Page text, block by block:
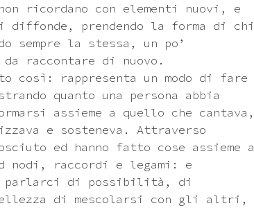
ricordano con elementi nuovi, e
diffonde, prendendo la forma di chi
sempre la stessa, un po’
raccontare di nuovo.
così: rappresenta un modo di fare
quanto una persona abbia
assieme a quello che cantava,
e sosteneva. Attraverso
ed hanno fatto cose assieme a
raccordi e legami: e
parlarci di possibilità, di
di mescolarsi con gli altri,